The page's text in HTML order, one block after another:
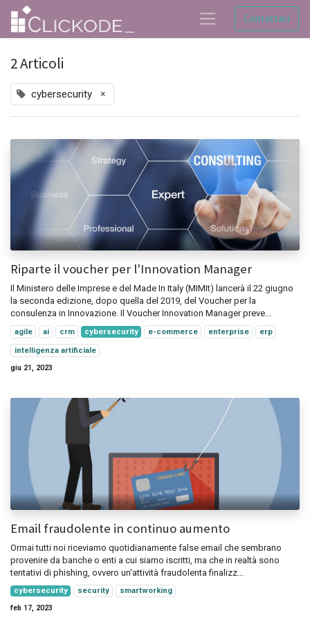
Contattaci
2 Articoli
cybersecurity ×
Riparte il voucher per l'Innovation Manager
Il Ministero delle Imprese e del Made In Italy (MIMIt) lancerà il 22 giugno
la seconda edizione, dopo quella del 2019, del Voucher per la
consulenza in Innovazione. Il Voucher Innovation Manager preve...
agile ai crm cybersecurity e-commerce enterprise erp
intelligenza artificiale
giu 21, 2023
Email fraudolente in continuo aumento
Ormai tutti noi riceviamo quotidianamente false email che sembrano
provenire da banche o enti a cui siamo iscritti, ma che in realtà sono
tentativi di phishing, ovvero un'attività fraudolenta finalizz...
cybersecurity security
smartworking
feb 17, 2023